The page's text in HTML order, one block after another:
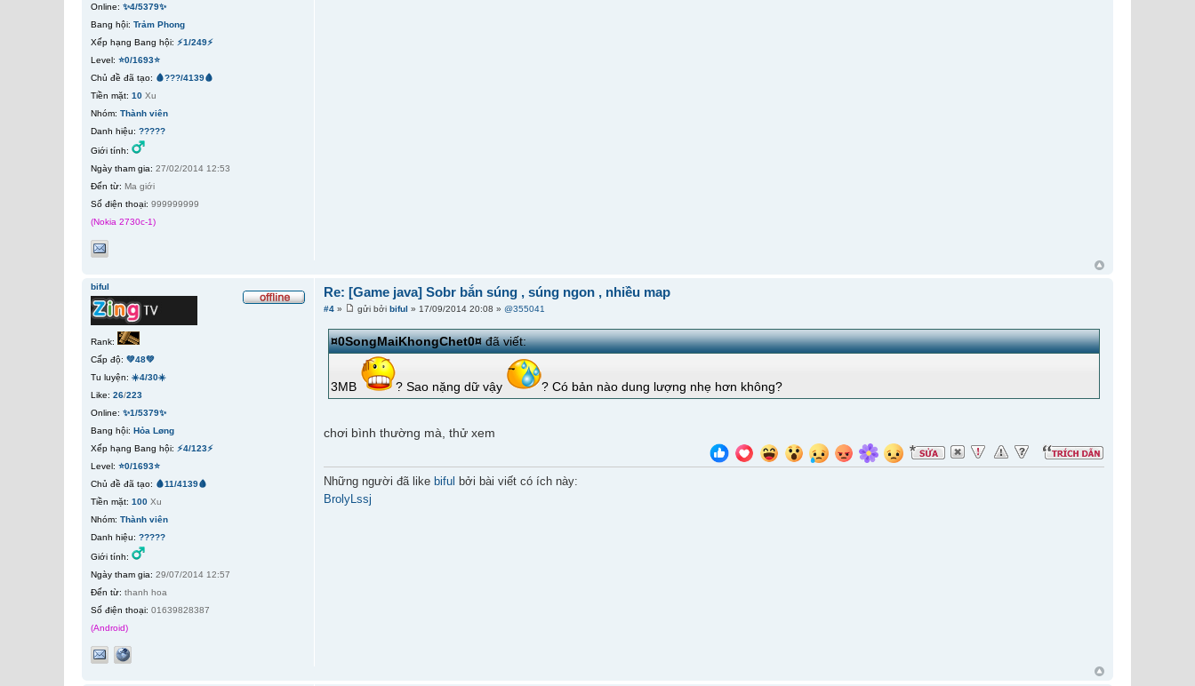
Online: ✨4/5379✨
Bang hội: Trảm Phong
Xếp hạng Bang hội: ⚡1/249⚡
Level: ⭐0/1693⭐
Chủ đề đã tạo: 🩸???/4139🩸
Tiền mặt: 10 Xu
Nhóm: Thành viên
Danh hiệu: ?????
Giới tính:
Ngày tham gia: 27/02/2014 12:53
Đến từ: Ma giới
Số điện thoại: 999999999
(Nokia 2730c-1)
Re: [Game java] Sobr bắn súng , súng ngon , nhiều map
#4 » gửi bởibiful » 17/09/2014 20:08 »@355041
¤0SongMaiKhongChet0¤đã viết:
3MB ? Sao nặng dữ vậy ? Có bản nào dung lượng nhẹ hơn không?
chơi bình thường mà, thử xem
Những người đã like biful
bởi bài viết có ích này:
BrolyLssj
biful
Rank:
Cấp độ: 💚48💚
Tu luyện: ☀️4/30☀️
Like: 26/223
Online: ✨1/5379✨
Bang hội: Hỏa Løng
Xếp hạng Bang hội: ⚡4/123⚡
Level: ⭐0/1693⭐
Chủ đề đã tạo: 🩸11/4139🩸
Tiền mặt: 100 Xu
Nhóm: Thành viên
Danh hiệu: ?????
Giới tính:
Ngày tham gia: 29/07/2014 12:57
Đến từ: thanh hoa
Số điện thoại: 01639828387
(Android)